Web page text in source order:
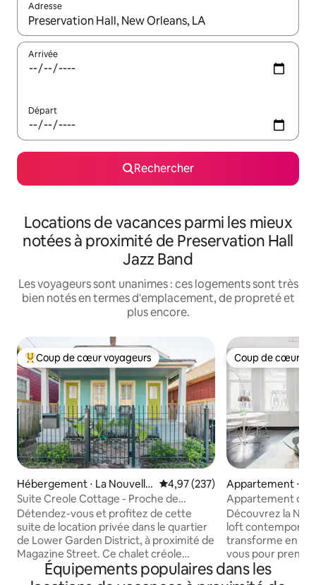
Adresse
Lorsque les résultats s'affichent, utilisez les flèches vers le
Arrivée
Départ
Rechercher
Locations de vacances parmi les mieux
notées à proximité de Preservation Hall
Jazz Band
Les voyageurs sont unanimes : ces logements sont très
bien notés en termes d'emplacement, de propreté et
plus encore.
Coups de cœur voyageurs les plus appréciés
Coup de cœur voyageurs
Hébergement ⋅ La Nouvelle
-Orléans
Évaluation moyenne sur la
4,97 (237)
Suite Creole Cottage - Proche de
Magazine Street
Détendez-vous et profitez de cette
suite de location privée dans le quartier
de Lower Garden District, à proximité de
Magazine Street. Ce chalet créole
classique entièrement rénové dispose
de hauts plafonds de 14 pieds, d'un
Coup de cœur
Coup de cœur
Appartement ⋅
Orléans
Appartement de
quelques pas du
Découvrez la
loft contemporain
transforme en
vous pour
une table tulipe
lampe élégante
Équipements populaires dans les